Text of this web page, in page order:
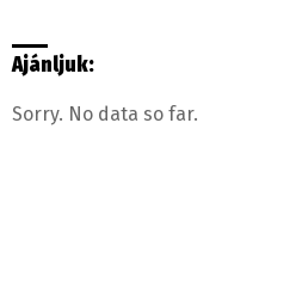
Ajánljuk:
Sorry. No data so far.